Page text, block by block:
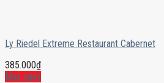
Ly Riedel Extreme Restaurant Cabernet
385.000₫
Mua ngay